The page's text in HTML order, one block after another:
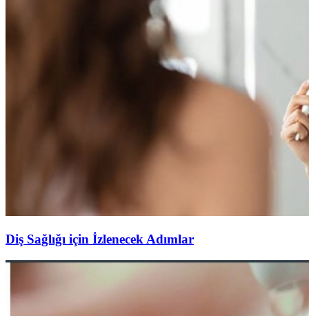
Diş Sağlığı için İzlenecek Adımlar